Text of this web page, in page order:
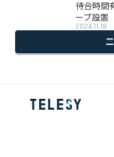
待合時間
ーブ設置
2024.11.18